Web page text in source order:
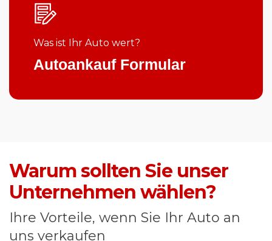
Was ist Ihr Auto wert?
Autoankauf Formular
Warum sollten Sie unser
Unternehmen wählen?
Ihre Vorteile, wenn Sie Ihr Auto an
uns verkaufen